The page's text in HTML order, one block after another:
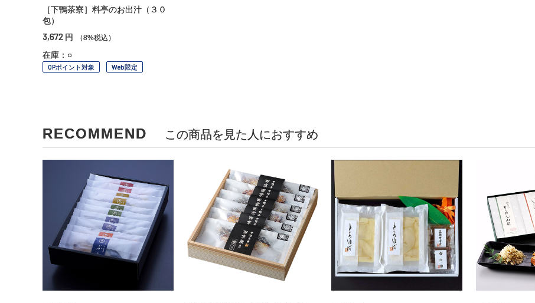
［下鴨茶寮］料亭のお出汁（３０
包）
3,672 円 （8%税込）
在庫：○
OPポイント対象 Web限定
RECOMMEND この商品を見た人におすすめ